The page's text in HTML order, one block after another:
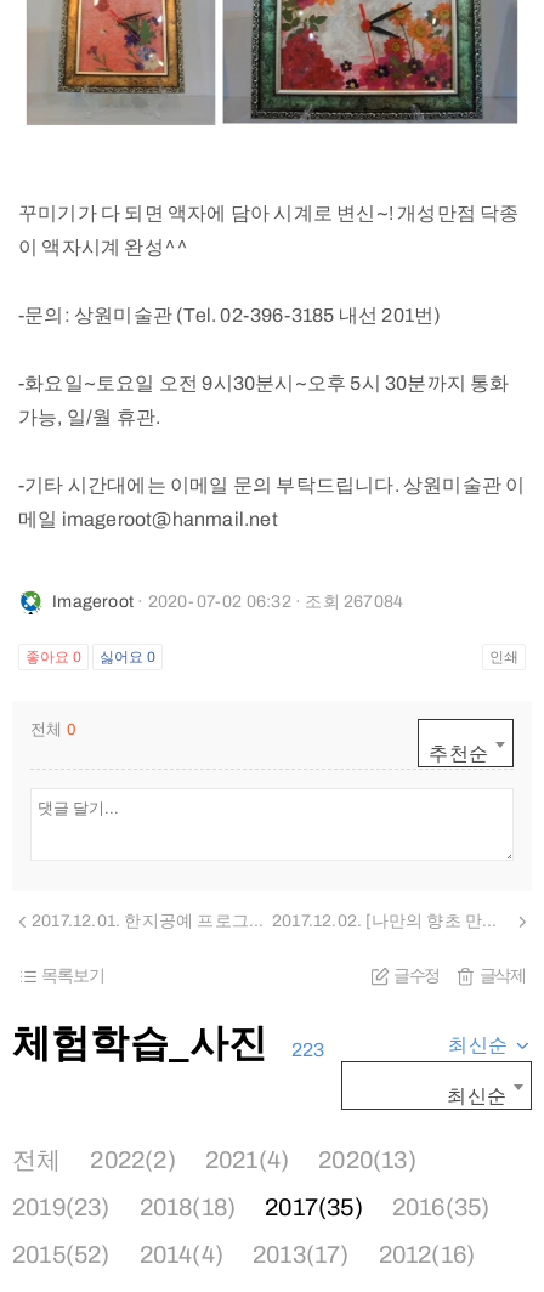
꾸미기가 다 되면 액자에 담아 시계로 변신~! 개성만점 닥종
이 액자시계 완성^^
-문의: 상원미술관 (Tel. 02-396-3185 내선 201번)
-화요일~토요일 오전 9시30분시~오후 5시 30분까지 통화
가능, 일/월 휴관.
-기타 시간대에는 이메일 문의 부탁드립니다. 상원미술관 이
메일 imageroot@hanmail.net
Imageroot · 2020-07-02 06:32 · 조회 267084
좋아요 0 싫어요0 인쇄
전체 0
추천순
2017.12.01. 한지공예 프로그램[똑딱똑딱! 내가 꾸민 닥종이로 액자시계 만들기] 2017.12.02. [나만의 향초 만들기, 캘리그라피 석고방향제 만들기]
목록보기 글수정 글삭제
체험학습_사진 223 최신순
최신순
전체 2022(2) 2021(4)
2020(13)
2019(23)
2018(18) 2017(35)
2016(35)
2015(52)
2014(4) 2013(17) 2012(16)